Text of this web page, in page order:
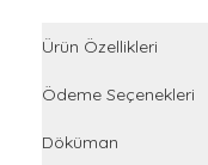
Ürün Özellikleri
Ödeme Seçenekleri
Döküman